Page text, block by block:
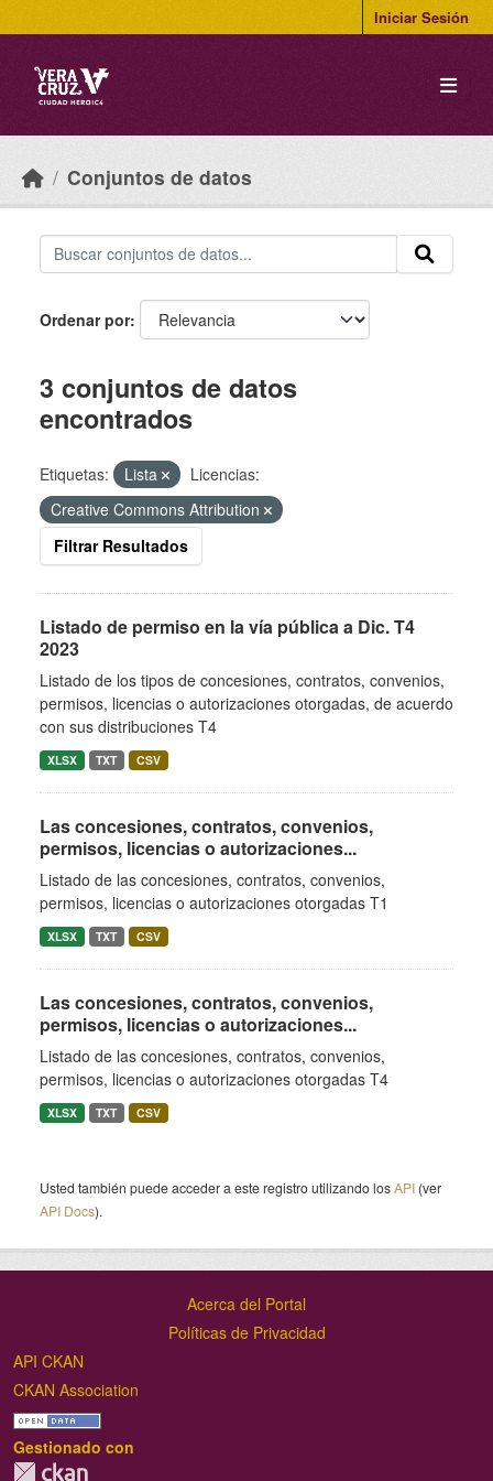
Iniciar Sesión
Conjuntos de datos
Ordenar por
3 conjuntos de datos
encontrados
Etiquetas: Lista
Licencias:
Creative Commons Attribution
Filtrar Resultados
Listado de permiso en la vía pública a Dic. T4
2023
Listado de los tipos de concesiones, contratos, convenios,
permisos, licencias o autorizaciones otorgadas, de acuerdo
con sus distribuciones T4
XLSX TXT CSV
Las concesiones, contratos, convenios,
permisos, licencias o autorizaciones...
Listado de las concesiones, contratos, convenios,
permisos, licencias o autorizaciones otorgadas T1
XLSX TXT CSV
Las concesiones, contratos, convenios,
permisos, licencias o autorizaciones...
Listado de las concesiones, contratos, convenios,
permisos, licencias o autorizaciones otorgadas T4
XLSX TXT CSV
Usted también puede acceder a este registro utilizando losAPI (ver
API Docs).
Acerca del Portal
Políticas de Privacidad
API CKAN
CKAN Association
Gestionado con